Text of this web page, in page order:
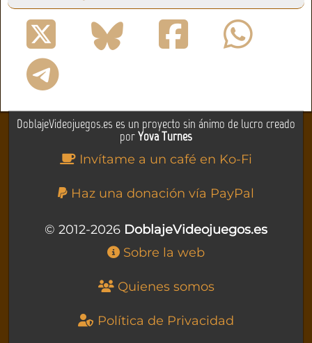
DoblajeVideojuegos.es es un proyecto sin ánimo de lucro creado
porYova Turnes
Invítame a un café en Ko-Fi
Haz una donación vía PayPal
© 2012-2026 DoblajeVideojuegos.es
Sobre la web
Quienes somos
Política de Privacidad